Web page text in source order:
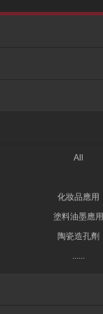
All
化妝品應用
塗料油墨應用
陶瓷造孔劑
......